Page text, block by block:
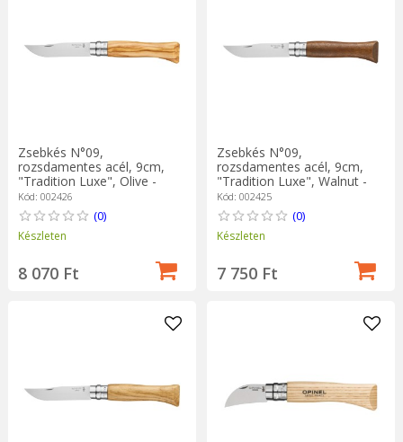
Zsebkés N°09,
rozsdamentes acél, 9cm,
"Tradition Luxe", Olive -
Opinel
Kód: 002426
(0)
Készleten
8 070 Ft
Zsebkés N°09,
rozsdamentes acél, 9cm,
"Tradition Luxe", Walnut -
Opinel
Kód: 002425
(0)
Készleten
7 750 Ft